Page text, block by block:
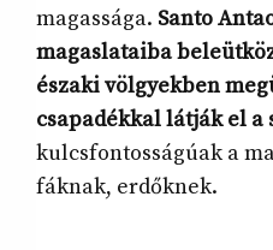
magassága. Santo
magaslataiba
északi völgyekben
csapadékkal látják el a
kulcsfontosságúak a
fáknak, erdőknek.